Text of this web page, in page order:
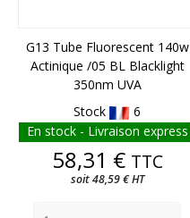
G13 Tube Fluorescent 140w
Actinique /05 BL Blacklight
350nm UVA
Stock
6
En stock - Livraison express
Prix
58,31 € TTC
soit 48,59 € HT